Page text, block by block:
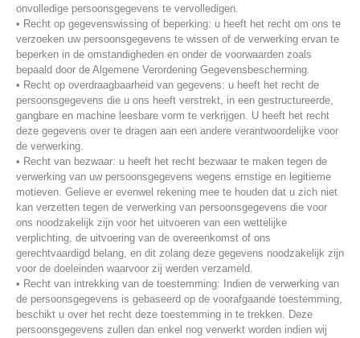
onvolledige persoonsgegevens te vervolledigen.
• Recht op gegevenswissing of beperking: u heeft het recht om ons te
verzoeken uw persoonsgegevens te wissen of de verwerking ervan te
beperken in de omstandigheden en onder de voorwaarden zoals
bepaald door de Algemene Verordening Gegevensbescherming.
• Recht op overdraagbaarheid van gegevens: u heeft het recht de
persoonsgegevens die u ons heeft verstrekt, in een gestructureerde,
gangbare en machine leesbare vorm te verkrijgen. U heeft het recht
deze gegevens over te dragen aan een andere verantwoordelijke voor
de verwerking.
• Recht van bezwaar: u heeft het recht bezwaar te maken tegen de
verwerking van uw persoonsgegevens wegens ernstige en legitieme
motieven. Gelieve er evenwel rekening mee te houden dat u zich niet
kan verzetten tegen de verwerking van persoonsgegevens die voor
ons noodzakelijk zijn voor het uitvoeren van een wettelijke
verplichting, de uitvoering van de overeenkomst of ons
gerechtvaardigd belang, en dit zolang deze gegevens noodzakelijk zijn
voor de doeleinden waarvoor zij werden verzameld.
• Recht van intrekking van de toestemming: Indien de verwerking van
de persoonsgegevens is gebaseerd op de voorafgaande toestemming,
beschikt u over het recht deze toestemming in te trekken. Deze
persoonsgegevens zullen dan enkel nog verwerkt worden indien wij